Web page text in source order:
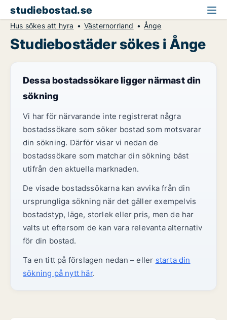
studiebostad.se
Hus sökes att hyra Västernorrland Ånge
Studiebostäder sökes i Ånge
Dessa bostadssökare ligger närmast din
sökning
Vi har för närvarande inte registrerat några
bostadssökare som söker bostad som motsvarar
din sökning. Därför visar vi nedan de
bostadssökare som matchar din sökning bäst
utifrån den aktuella marknaden.
De visade bostadssökarna kan avvika från din
ursprungliga sökning när det gäller exempelvis
bostadstyp, läge, storlek eller pris, men de har
valts ut eftersom de kan vara relevanta alternativ
för din bostad.
Ta en titt på förslagen nedan – eller starta din
sökning på nytt här.